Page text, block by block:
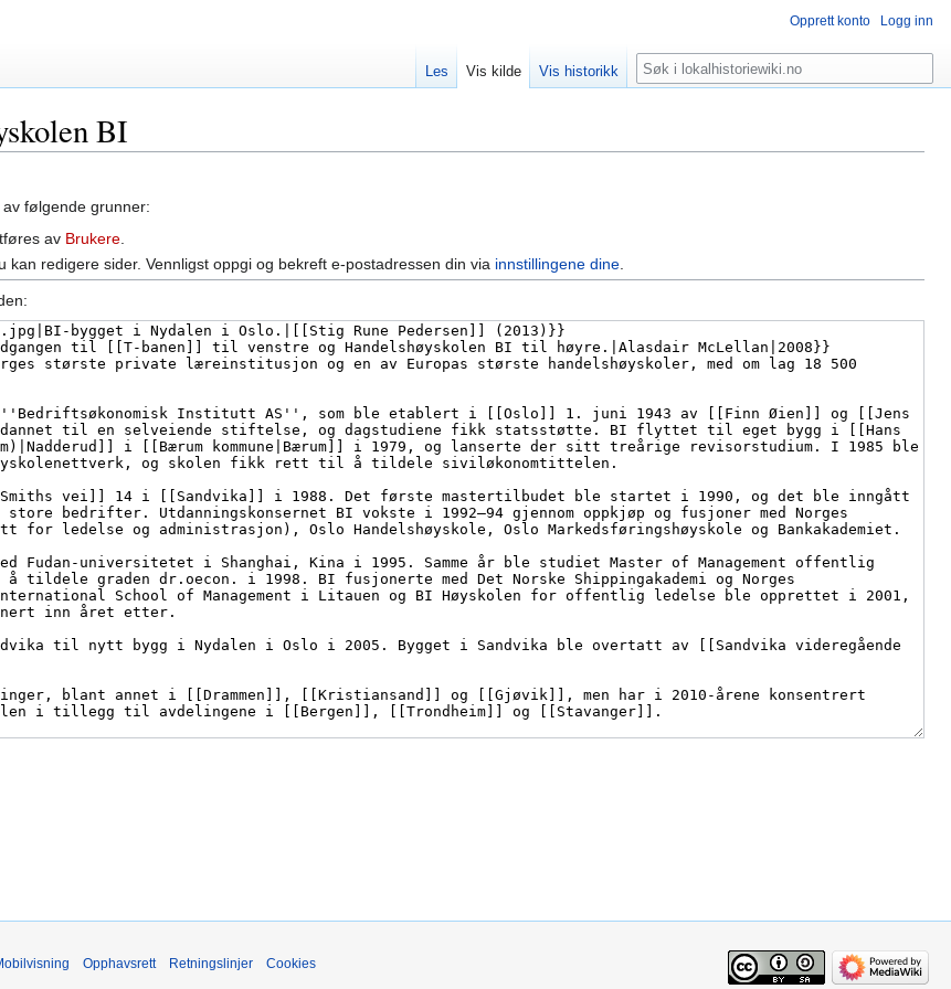
BI
følgende grunner:
av Brukere
redigere sider. Vennligst oppgi og bekreft e-postadressen din via innstillingene dine
Opprett konto Logg inn
Les Vis kilde Vis historikk Søk
Opphavsrett Retningslinjer Cookies